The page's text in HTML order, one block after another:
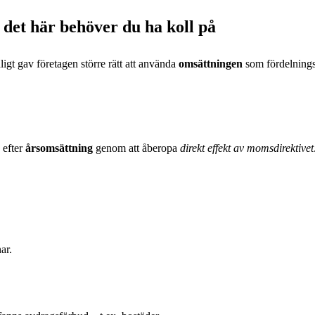
här behöver du ha koll på
gav företagen större rätt att använda omsättningen som
efterårsomsättning genom att åberopa direkt effekt av momsdirektivet.